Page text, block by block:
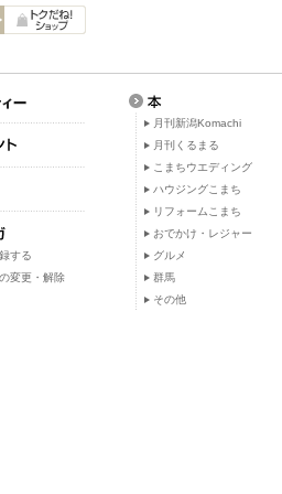
する
変更・解除
月刊新潟Komachi
月刊くるまる
こまちウエディング
ハウジングこまち
リフォームこまち
おでかけ・レジャー
グルメ
群馬
その他